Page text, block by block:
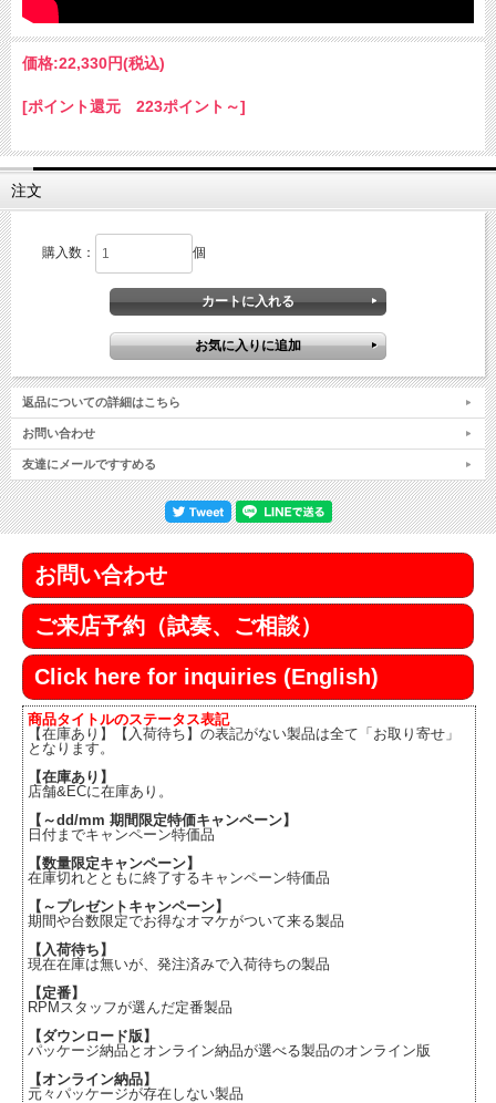
価格:22,330円(税込)
[ポイント還元 223ポイント～]
注文
購入数： 個
返品についての詳細はこちら
お問い合わせ
友達にメールですすめる
お問い合わせ
ご来店予約（試奏、ご相談）
Click here for inquiries (English)
商品タイトルのステータス表記
【在庫あり】【入荷待ち】の表記がない製品は全て「お取り寄せ」
となります。
【在庫あり】
店舗&ECに在庫あり。
【～dd/mm 期間限定特価キャンペーン】
日付までキャンペーン特価品
【数量限定キャンペーン】
在庫切れとともに終了するキャンペーン特価品
【～プレゼントキャンペーン】
期間や台数限定でお得なオマケがついて来る製品
【入荷待ち】
現在在庫は無いが、発注済みで入荷待ちの製品
【定番】
RPMスタッフが選んだ定番製品
【ダウンロード版】
パッケージ納品とオンライン納品が選べる製品のオンライン版
【オンライン納品】
元々パッケージが存在しない製品